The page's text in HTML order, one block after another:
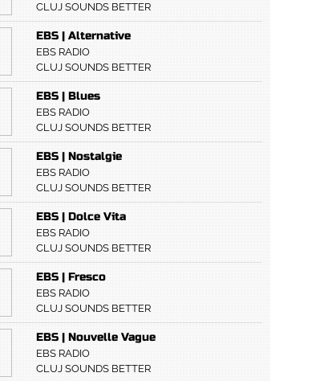
CLUJ SOUNDS BETTER
EBS | Alternative
EBS RADIO
CLUJ SOUNDS BETTER
EBS | Blues
EBS RADIO
CLUJ SOUNDS BETTER
EBS | Nostalgie
EBS RADIO
CLUJ SOUNDS BETTER
EBS | Dolce Vita
EBS RADIO
CLUJ SOUNDS BETTER
EBS | Fresco
EBS RADIO
CLUJ SOUNDS BETTER
EBS | Nouvelle Vague
EBS RADIO
CLUJ SOUNDS BETTER